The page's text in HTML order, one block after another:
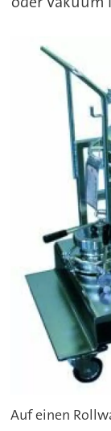
Auf einen